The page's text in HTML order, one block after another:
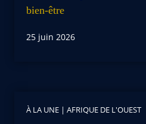
bien-être
25 juin 2026
À LA UNE | AFRIQUE DE L'OUEST